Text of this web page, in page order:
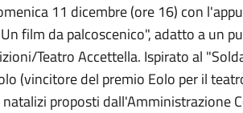
11 dicembre (ore 16) con
film da palcoscenico", adatto a un
Teatro Accettella. Ispirato al
(vincitore del premio Eolo per il
proposti dall'Amministrazione